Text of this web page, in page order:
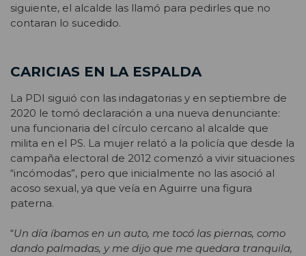
siguiente, el alcalde las llamó para pedirles que no
contaran lo sucedido.
CARICIAS EN LA ESPALDA
La PDI siguió con las indagatorias y en septiembre de
2020 le tomó declaración a una nueva denunciante:
una funcionaria del círculo cercano al alcalde que
milita en el PS. La mujer relató a la policía que desde la
campaña electoral de 2012 comenzó a vivir situaciones
“incómodas”, pero que inicialmente no las asoció al
acoso sexual, ya que veía en Aguirre una figura
paterna.
“Un día íbamos en un auto, me tocó las piernas, como
dando palmadas, y me dijo que me quedara tranquila,